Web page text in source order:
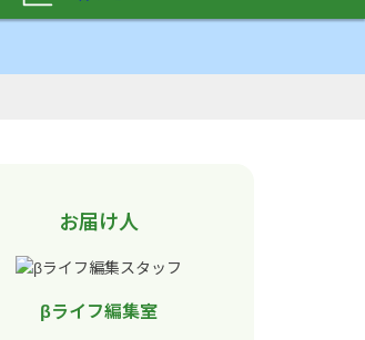
お届け人
βライフ編集室